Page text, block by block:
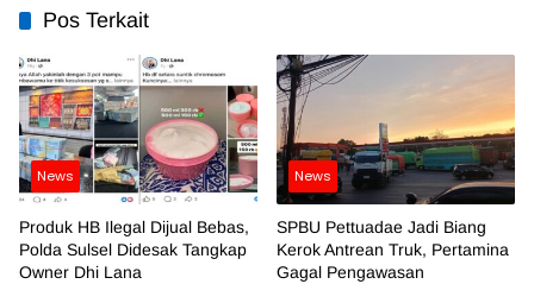
Pos Terkait
News
Produk HB Ilegal Dijual Bebas,
Polda Sulsel Didesak Tangkap
Owner Dhi Lana
News
SPBU Pettuadae Jadi Biang
Kerok Antrean Truk, Pertamina
Gagal Pengawasan